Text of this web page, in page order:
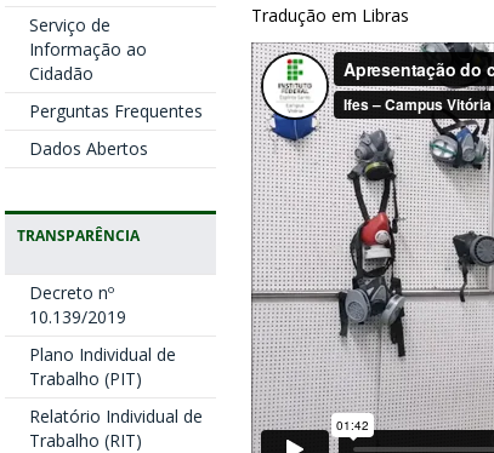
Serviço de
Informação ao
Cidadão
Perguntas Frequentes
Dados Abertos
TRANSPARÊNCIA
Decreto nº
10.139/2019
Plano Individual de
Trabalho (PIT)
Relatório Individual de
Trabalho (RIT)
Tradução em Libras